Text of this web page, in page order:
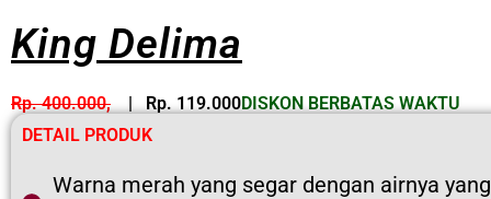
King Delima
Rp. 400.000, | Rp. 119.000DISKON BERBATAS WAKTU
DETAIL PRODUK
Warna merah yang segar dengan airnya yang